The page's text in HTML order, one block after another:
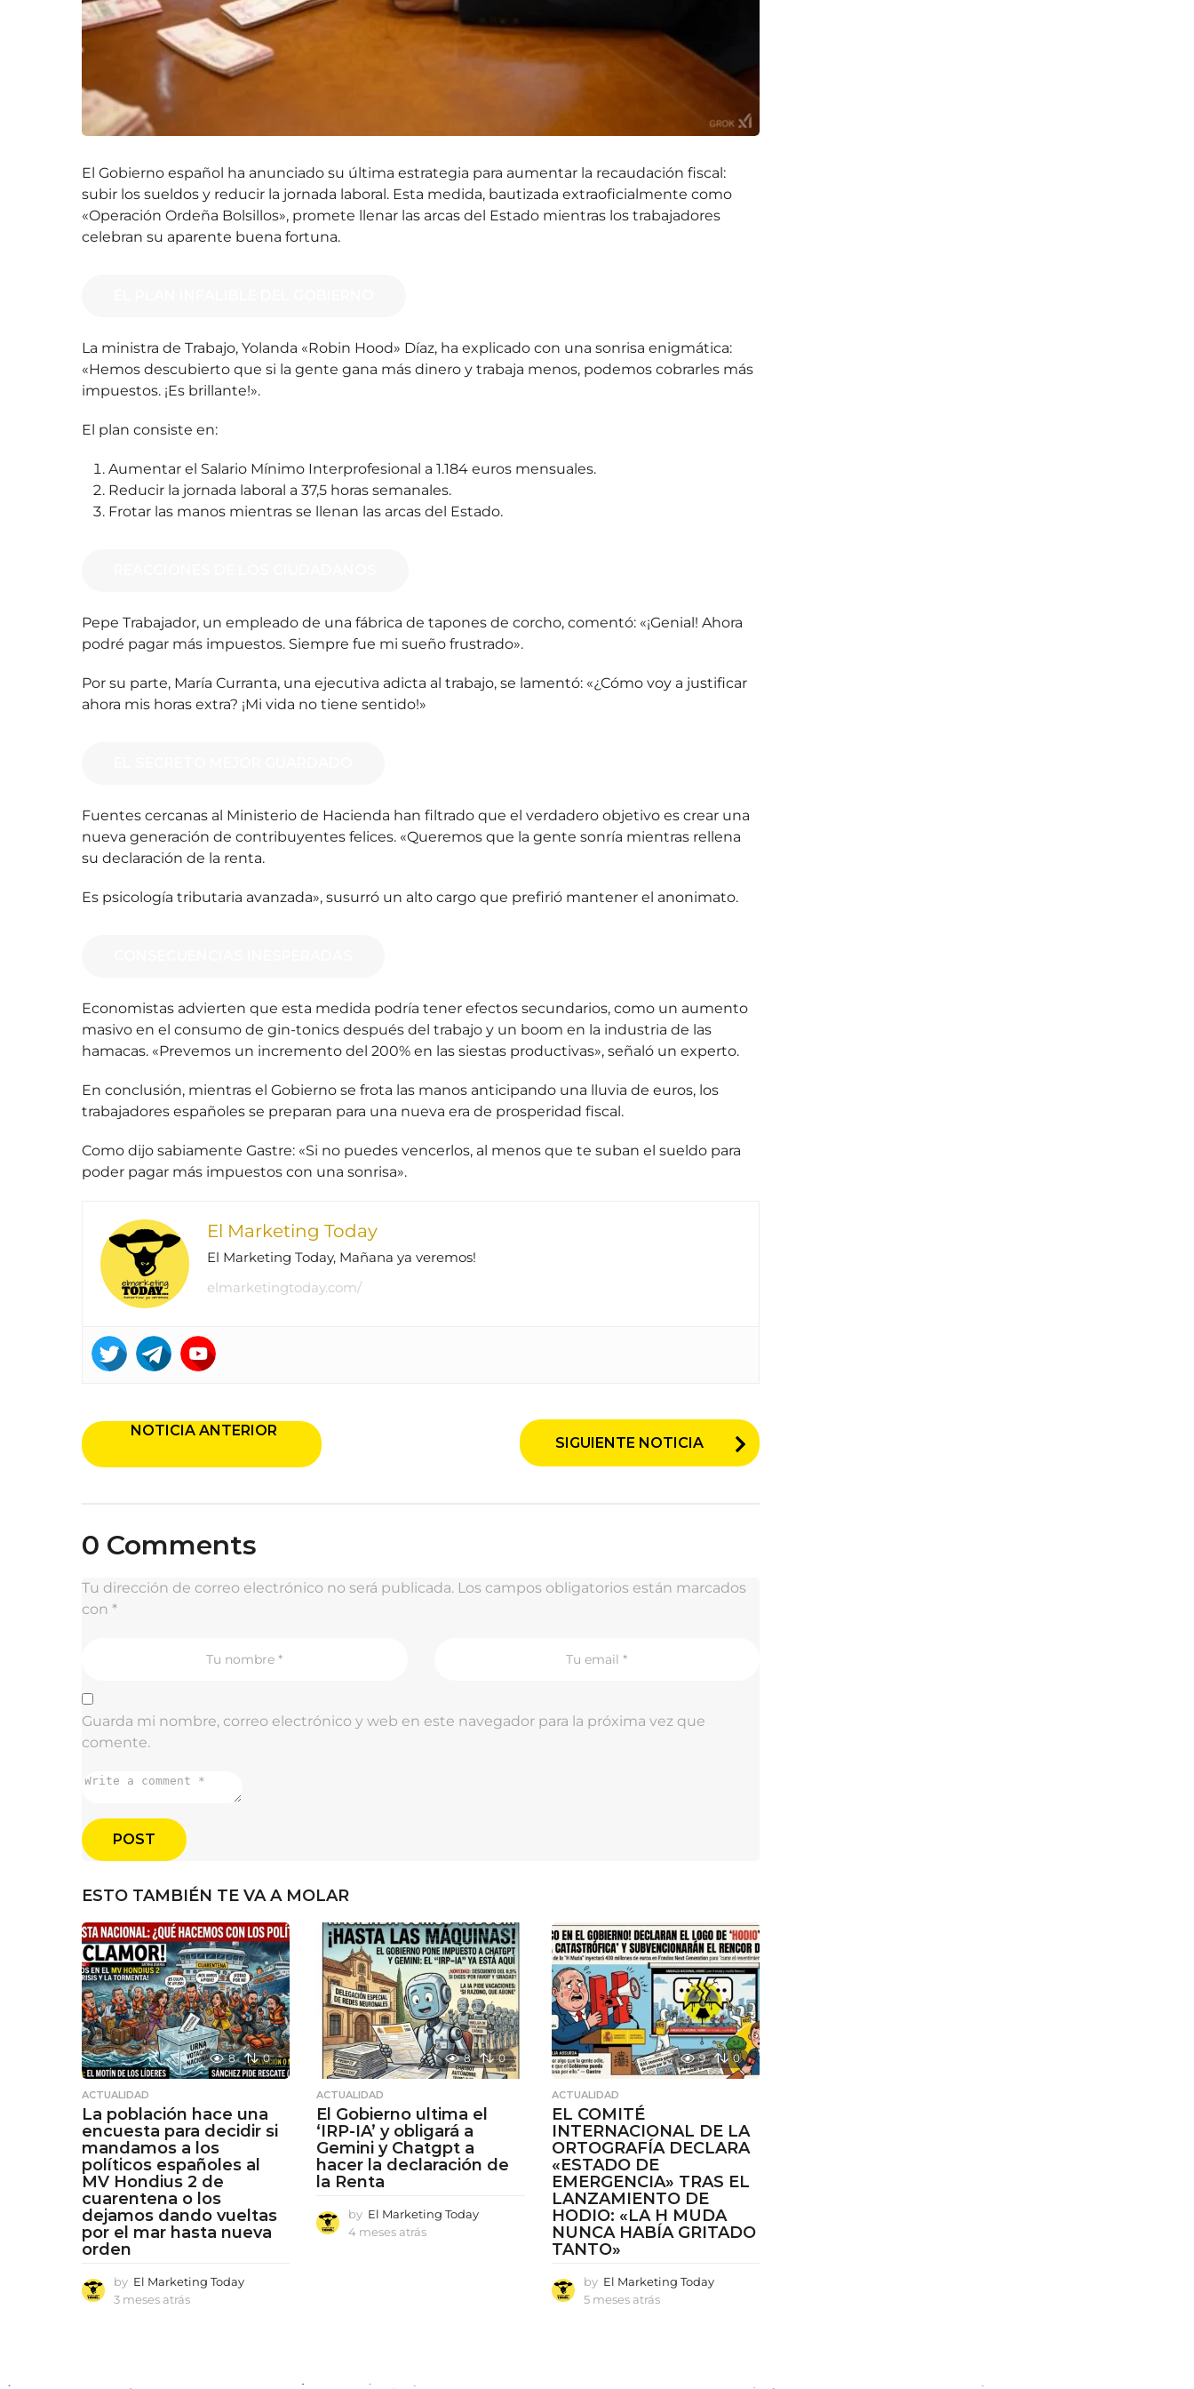
El Gobierno español ha anunciado su última estrategia para aumentar la recaudación fiscal:
subir los sueldos y reducir la jornada laboral. Esta medida, bautizada extraoficialmente como
«Operación Ordeña Bolsillos», promete llenar las arcas del Estado mientras los trabajadores
celebran su aparente buena fortuna.
La ministra de Trabajo, Yolanda «Robin Hood» Díaz, ha explicado con una sonrisa enigmática:
«Hemos descubierto que si la gente gana más dinero y trabaja menos, podemos cobrarles más
impuestos. ¡Es brillante!».
El plan consiste en:
Aumentar el Salario Mínimo Interprofesional a 1.184 euros mensuales.
Reducir la jornada laboral a 37,5 horas semanales.
Frotar las manos mientras se llenan las arcas del Estado.
Pepe Trabajador, un empleado de una fábrica de tapones de corcho, comentó: «¡Genial! Ahora
podré pagar más impuestos. Siempre fue mi sueño frustrado».
Por su parte, María Curranta, una ejecutiva adicta al trabajo, se lamentó: «¿Cómo voy a justificar
ahora mis horas extra? ¡Mi vida no tiene sentido!»
Fuentes cercanas al Ministerio de Hacienda han filtrado que el verdadero objetivo es crear una
nueva generación de contribuyentes felices. «Queremos que la gente sonría mientras rellena
su declaración de la renta.
Es psicología tributaria avanzada», susurró un alto cargo que prefirió mantener el anonimato.
Economistas advierten que esta medida podría tener efectos secundarios, como un aumento
masivo en el consumo de gin-tonics después del trabajo y un boom en la industria de las
hamacas. «Prevemos un incremento del 200% en las siestas productivas», señaló un experto.
En conclusión, mientras el Gobierno se frota las manos anticipando una lluvia de euros, los
trabajadores españoles se preparan para una nueva era de prosperidad fiscal.
Como dijo sabiamente Gastre: «Si no puedes vencerlos, al menos que te suban el sueldo para
poder pagar más impuestos con una sonrisa».
El Marketing Today
El Marketing Today, Mañana ya veremos!
elmarketingtoday.com/
P
o
P
a
g
a
t
i
o
NOTICIA ANTERIOR
SIGUIENTE NOTICIA
0 Comments
Tu dirección de correo electrónico no será publicada. Los campos obligatorios están marcados
con *
Guarda mi nombre, correo electrónico y web en este navegador para la próxima vez que
comente.
ESTO TAMBIÉN TE VA A MOLAR
8 0
ACTUALIDAD
La población hace una
encuesta para decidir si
mandamos a los
políticos españoles al
MV Hondius 2 de
cuarentena o los
dejamos dando vueltas
por el mar hasta nueva
orden
by El Marketing Today
3 meses atrás
8 0
ACTUALIDAD
El Gobierno ultima el
‘IRP-IA’ y obligará a
Gemini y Chatgpt a
hacer la declaración de
la Renta
by El Marketing Today
4 meses atrás
9 0
ACTUALIDAD
EL COMITÉ
INTERNACIONAL DE LA
ORTOGRAFÍA DECLARA
«ESTADO DE
EMERGENCIA» TRAS EL
LANZAMIENTO DE
HODIO: «LA H MUDA
NUNCA HABÍA GRITADO
TANTO»
by El Marketing Today
5 meses atrás5